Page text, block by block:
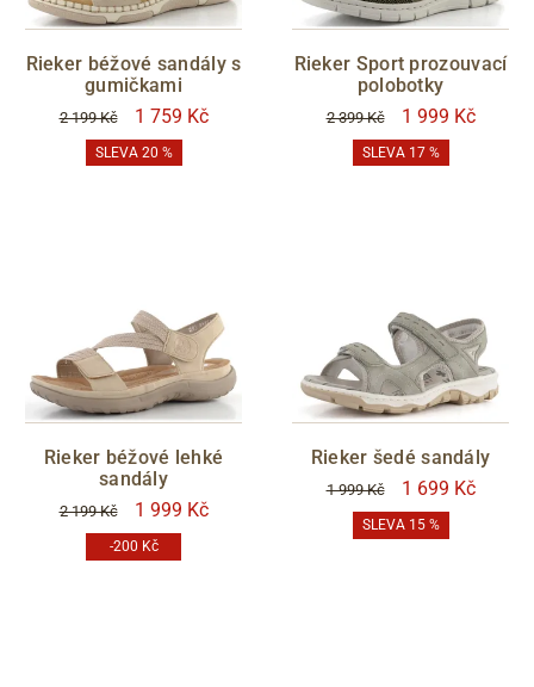
Rieker béžové sandály s
gumičkami
2 199 Kč 1 759 Kč
SLEVA 20 %
Rieker Sport prozouvací
polobotky
2 399 Kč 1 999 Kč
SLEVA 17 %
Rieker béžové lehké
sandály
2 199 Kč 1 999 Kč
-200 Kč
Rieker šedé sandály
1 999 Kč 1 699 Kč
SLEVA 15 %